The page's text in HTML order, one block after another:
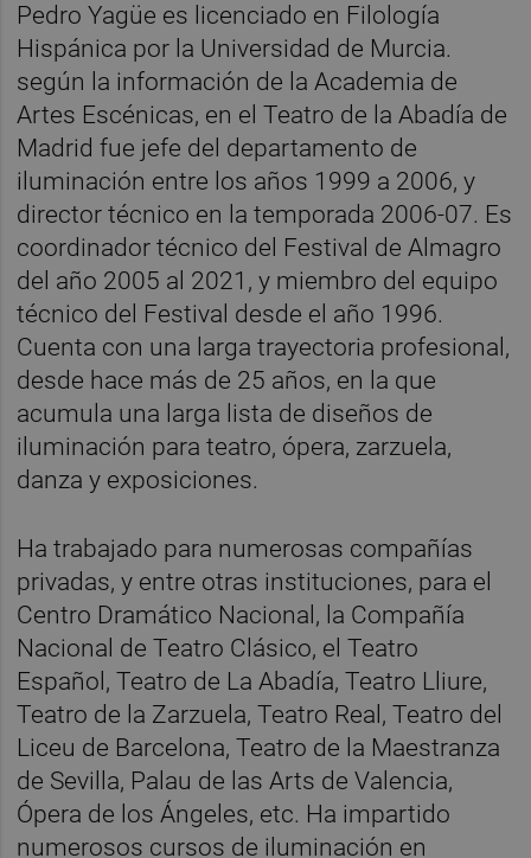
Pedro Yagüe es licenciado en Filología
Hispánica por la Universidad de Murcia.
según la información de la Academia de
Artes Escénicas, en el Teatro de la Abadía de
Madrid fue jefe del departamento de
iluminación entre los años 1999 a 2006, y
director técnico en la temporada 2006-07. Es
coordinador técnico del Festival de Almagro
del año 2005 al 2021, y miembro del equipo
técnico del Festival desde el año 1996.
Cuenta con una larga trayectoria profesional,
desde hace más de 25 años, en la que
acumula una larga lista de diseños de
iluminación para teatro, ópera, zarzuela,
danza y exposiciones.
Ha trabajado para numerosas compañías
privadas, y entre otras instituciones, para el
Centro Dramático Nacional, la Compañía
Nacional de Teatro Clásico, el Teatro
Español, Teatro de La Abadía, Teatro Lliure,
Teatro de la Zarzuela, Teatro Real, Teatro del
Liceu de Barcelona, Teatro de la Maestranza
de Sevilla, Palau de las Arts de Valencia,
Ópera de los Ángeles, etc. Ha impartido
numerosos cursos de iluminación en